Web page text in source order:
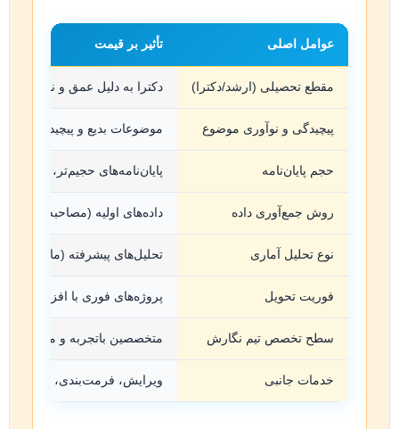
عوامل اصلی تأثیر بر قیمت
مقطع تحصیلی (ارشد/دکترا) دکترا به دلیل عمق و نوآوری
پیچیدگی و نوآوری موضوع موضوعات بدیع و پیچیده،
حجم پایان‌نامه پایان‌نامه‌های حجیم‌تر، زمان و
روش جمع‌آوری داده داده‌های اولیه (مصاحبه،
نوع تحلیل آماری تحلیل‌های پیشرفته (مانند SEM) نیازمند تخصص و زمان بیشتری هستند.
فوریت تحویل پروژه‌های فوری با افزایش
سطح تخصص تیم نگارش متخصصین باتجربه و مجرب،
خدمات جانبی ویرایش، فرمت‌بندی، مشاوره